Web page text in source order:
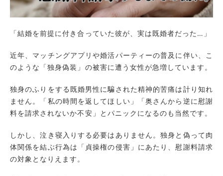
「結婚を前提に付き合っていた彼が、実は既婚者だった…」
近年、マッチングアプリや婚活パーティーの普及に伴い、こ
のような「独身偽装」の被害に遭う女性が急増しています。
独身のふりをする既婚男性に騙された精神的苦痛は計り知れ
ません。「私の時間を返してほしい」「奥さんから逆に慰謝
料を請求されないか不安」とパニックになるのも当然です。
しかし、泣き寝入りする必要はありません。独身と偽って肉
体関係を結ぶ行為は「貞操権の侵害」にあたり、慰謝料請求
の対象となりえます。